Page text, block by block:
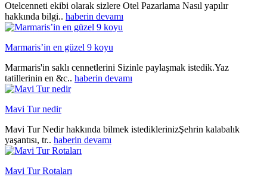
Otelcenneti ekibi olarak sizlere Otel Pazarlama Nasıl yapılır
hakkında bilgi.. haberin devamı
Marmaris’in en güzel 9 koyu
Marmaris'in saklı cennetlerini Sizinle paylaşmak istedik.Yaz
tatillerinin en &c.. haberin devamı
Mavi Tur nedir
Mavi Tur Nedir hakkında bilmek istediklerinizŞehrin kalabalık
yaşantısı, tr.. haberin devamı
Mavi Tur Rotaları